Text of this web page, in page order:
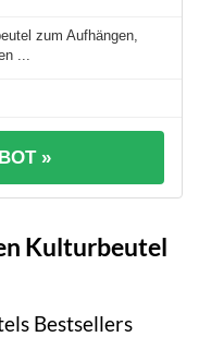
zum Aufhängen,
...
»
Kulturbeutel
Bestsellers